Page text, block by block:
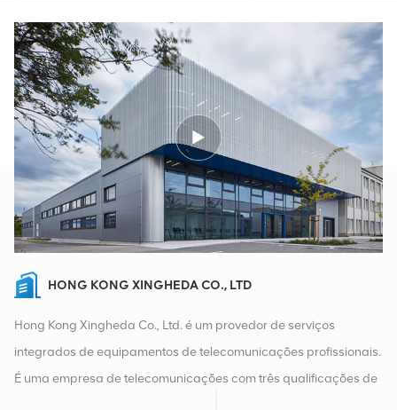
HONG KONG XINGHEDA CO., LTD
Hong Kong Xingheda Co., Ltd. é um provedor de serviços
integrados de equipamentos de telecomunicações profissionais.
É uma empresa de telecomunicações com três qualificações de